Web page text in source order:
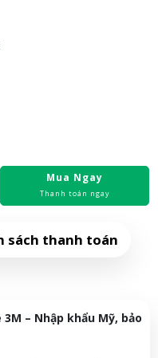
Mua Ngay
Thanh toán ngay
sách thanh toán
– Nhập khẩu Mỹ, bảo